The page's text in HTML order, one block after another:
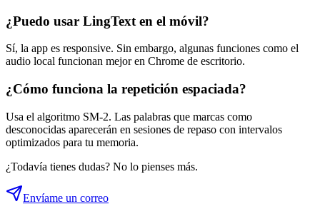
¿Puedo usar LingText en el móvil?
Sí, la app es responsive. Sin embargo, algunas funciones como el
audio local funcionan mejor en Chrome de escritorio.
¿Cómo funciona la repetición espaciada?
Usa el algoritmo SM-2. Las palabras que marcas como
desconocidas aparecerán en sesiones de repaso con intervalos
optimizados para tu memoria.
¿Todavía tienes dudas? No lo pienses más.
Envíame un correo